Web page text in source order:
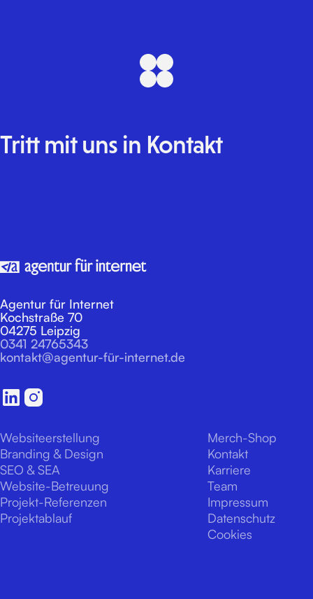
Tritt mit unsin Kontakt
Agentur für Internet
Kochstraße 70
04275 Leipzig
0341 24765343
kontakt@agentur-für-internet.de
Websiteerstellung
Branding & Design
SEO & SEA
Website-Betreuung
Projekt-Referenzen
Projektablauf
Merch-Shop
Kontakt
Karriere
Team
Impressum
Datenschutz
Cookies